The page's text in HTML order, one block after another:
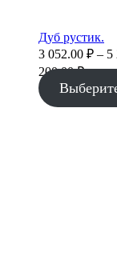
Дуб рустик.
3 052.00 ₽ – 5
200.00 ₽